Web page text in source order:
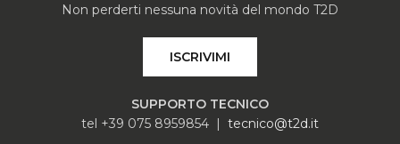
Non perderti nessuna novità del mondo T2D
ISCRIVIMI
SUPPORTO TECNICO
tel +39 075 8959854 | tecnico@t2d.it